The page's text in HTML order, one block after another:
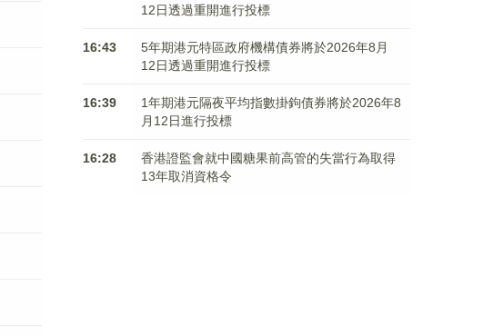
12日透過重開進行投標
16:43
5年期港元特區政府機構債券將於2026年8月
12日透過重開進行投標
16:39
1年期港元隔夜平均指數掛鉤債券將於2026年8
月12日進行投標
16:28
香港證監會就中國糖果前高管的失當行為取得
13年取消資格令